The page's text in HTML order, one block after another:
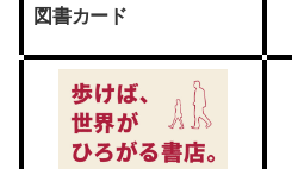
図書カード